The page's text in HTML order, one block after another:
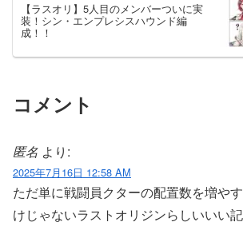
【ラスオリ】5人目のメンバーついに実
装！シン・エンプレシスハウンド編
成！！
コメント
匿名 より:
2025年7月16日 12:58 AM
ただ単に戦闘員クターの配置数を増や
けじゃないラストオリジンらしいいい